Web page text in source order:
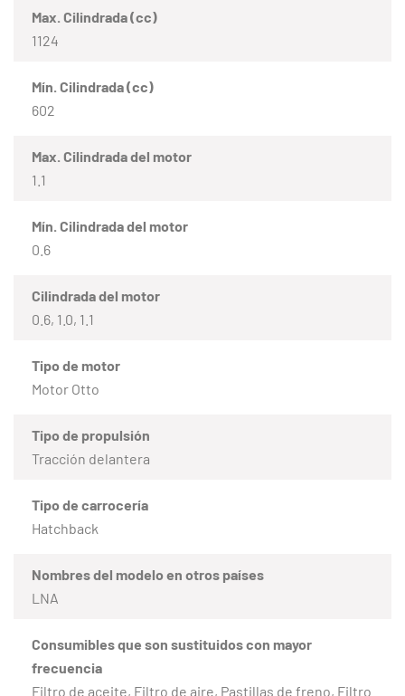
Max. Cilindrada (cc)
1124
Mín. Cilindrada (cc)
602
Max. Cilindrada del motor
1.1
Mín. Cilindrada del motor
0.6
Cilindrada del motor
0.6, 1.0, 1.1
Tipo de motor
Motor Otto
Tipo de propulsión
Tracción delantera
Tipo de carrocería
Hatchback
Nombres del modelo en otros países
LNA
Consumibles que son sustituidos con mayor
frecuencia
Filtro de aceite, Filtro de aire, Pastillas de freno, Filtro